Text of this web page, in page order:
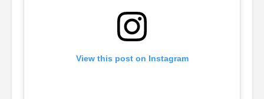
View this post on Instagram